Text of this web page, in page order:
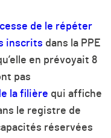
de le répéter
inscrits dans la PPE
en prévoyait 8
pas
la filière qui affiche
le registre de
réservées